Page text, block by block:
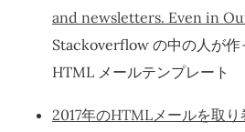
and newsletters. Even in
Stackoverflow の中の人が作
HTML メールテンプレート
2017年のHTMLメールを取